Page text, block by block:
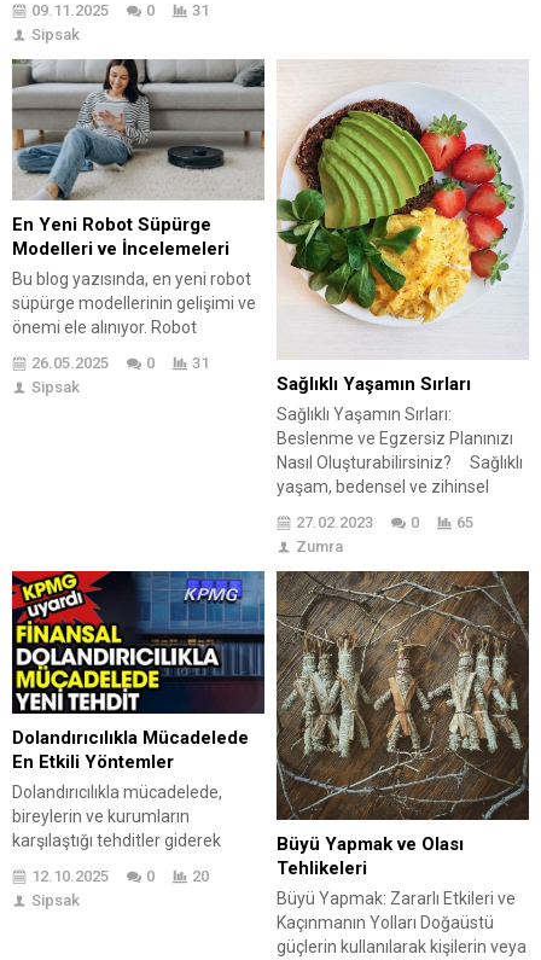
arasında kimlik, SGK hizmet
dökümü ve sağlık raporu gibi
belgeler bulunmaktadır. Emeklilik
sürecinde izlenecek
adımlar da adım adım
açıklanmakta, başvuru
aşamasında nelere dikkat
edilmesi gerektiği
vurgulanmaktadır. Ayrıca,
emeklilik belgeleri hakkında
09.11.2025 0
31
Sipsak
çeşitli araçlar ve kaynaklar
kullanmanın faydaları ele
alınmaktadır. Uygun uçak bileti
bulmanın avantajları arasında
tasarruf sağlamak ve...
En Yeni Robot Süpürge
Modelleri ve İncelemeleri
Bu blog yazısında, en yeni robot
süpürge modellerinin gelişimi ve
önemi ele alınıyor. Robot
süpürgelerin ev temizliğindeki
rolü ve kullanıcıların hayatını nasıl
kolaylaştırdığına dair detaylar
edilmesi...
26.05.2025 0
31
Sipsak
Sağlıklı Yaşamın Sırları
Sağlıklı Yaşamın Sırları:
Beslenme ve Egzersiz Planınızı
Nasıl Oluşturabilirsiniz? Sağlıklı
yaşam, bedensel ve zihinsel
sağlığın korunması ve
geliştirilmesi için alınan
önlemlerle ilgilidir. Bunun temel
taşlarından biri ise düzenli bir
beslenme ve egzersiz
programıdır. Kendimizi hem fiziki
hemde ruhsal anlamda dinç
tutmak, sağlığımızı korumak için
sürekli olarak aktif kalırız....
27.02.2023 0
65
Zumra
Dolandırıcılıkla Mücadelede
En Etkili Yöntemler
Dolandırıcılıkla mücadelede,
bireylerin ve kurumların
karşılaştığı tehditler giderek
mücadelede neden bu kadar
önemli olduğu vurgulanırken,
12.10.2025 0
20
Sipsak
Büyü Yapmak ve Olası
Tehlikeleri
Büyü Yapmak: Zararlı Etkileri ve
Kaçınmanın Yolları Doğaüstü
güçlerin kullanılarak kişilerin veya